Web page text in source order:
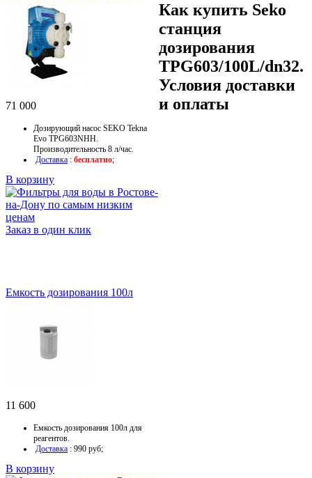
71 000
Дозирующий насос SEKO Tekna
Evo TPG603NHH.
Производительность 8 л/час.
Доставка : бесплатно;
В корзину
Заказ в один клик
Емкость дозирования 100л
11 600
Емкость дозирования 100л для
реагентов.
Доставка : 990 руб;
В корзину
Как купить Seko
cтанция
дозирования
TPG603/100L/dn32.
Условия доставки
и оплаты